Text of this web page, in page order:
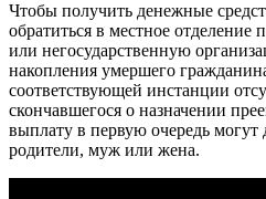
Чтобы получить денежные
обратиться в местное отделение
или негосударственную
накопления умершего
соответствующей инстанции
скончавшегося о назначении
выплату в первую очередь могут
родители, муж или жена.